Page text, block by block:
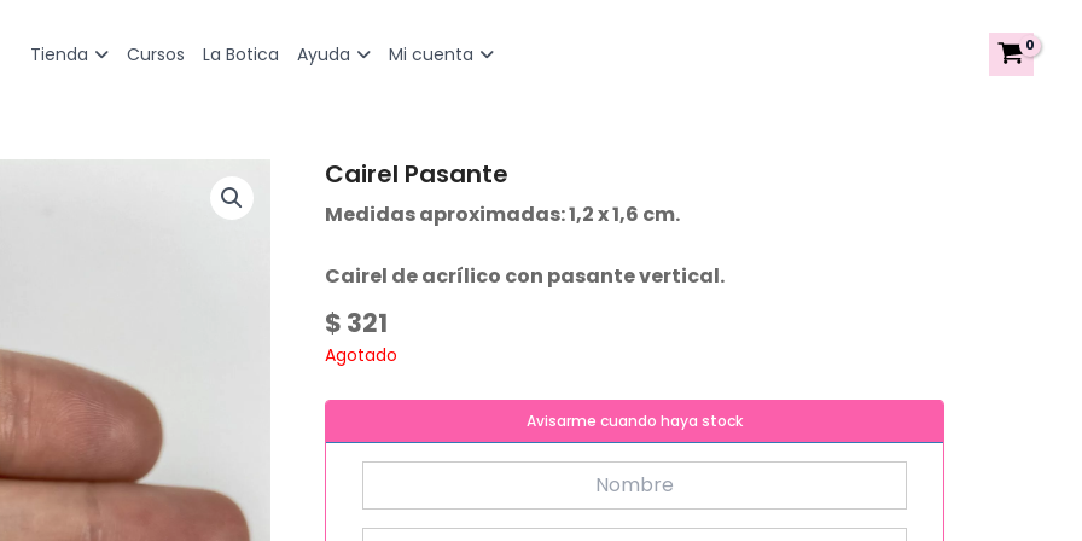
Tienda Cursos La Botica Ayuda Mi cuenta
Cairel Pasante
Medidas aproximadas: 1,2 x 1,6 cm.
Cairel de acrílico con pasante vertical.
$ 321
Agotado
Avisarme cuando haya stock